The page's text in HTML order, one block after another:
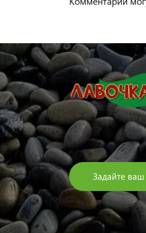
Задайте